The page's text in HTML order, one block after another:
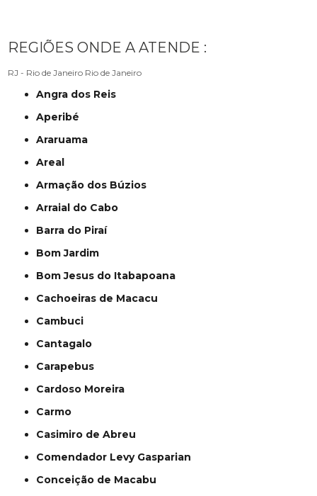
REGIÕES ONDE A ATENDE :
RJ - Rio de Janeiro Rio de Janeiro
Angra dos Reis
Aperibé
Araruama
Areal
Armação dos Búzios
Arraial do Cabo
Barra do Piraí
Bom Jardim
Bom Jesus do Itabapoana
Cachoeiras de Macacu
Cambuci
Cantagalo
Carapebus
Cardoso Moreira
Carmo
Casimiro de Abreu
Comendador Levy Gasparian
Conceição de Macabu